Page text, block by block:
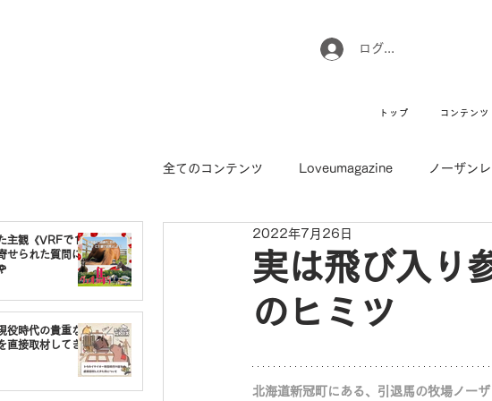
ログイン
トップ コンテンツ
主観《VRFで1番
せられた質問に
役時代の貴重な
直接取材してき
全てのコンテンツ Loveumagazine ノーザン
ウマのお坊さん徒然日記
引退馬コレクション インフォメーション
実は飛び入り
のヒミツ
2022年7月26日
北海道新冠町にある、引退馬の牧場ノーザ